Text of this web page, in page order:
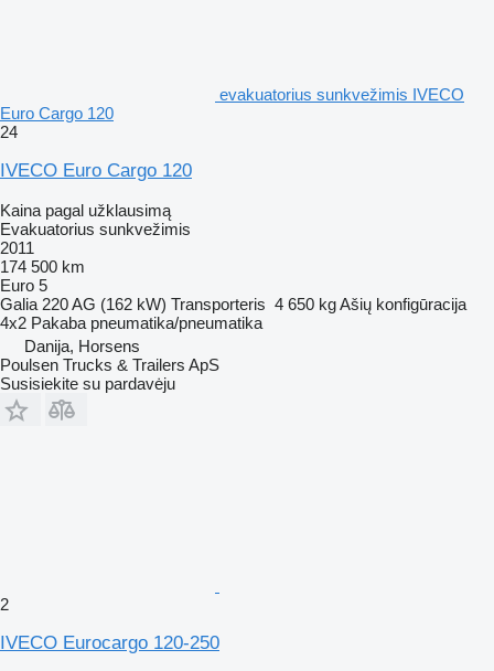
evakuatorius sunkvežimis IVECO
Euro Cargo 120
24
IVECO Euro Cargo 120
Kaina pagal užklausimą
Evakuatorius sunkvežimis
2011
174 500 km
Euro 5
Galia 220 AG (162 kW) Transporteris 4 650 kgAšių konfigūracija
4x2 Pakaba pneumatika/pneumatika
Danija, Horsens
Poulsen Trucks & Trailers ApS
Susisiekite su pardavėju
2
IVECO Eurocargo 120-250